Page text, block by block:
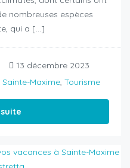
nombreuses espèces
qui a […]
13 décembre 2023
Maxime, Tourisme